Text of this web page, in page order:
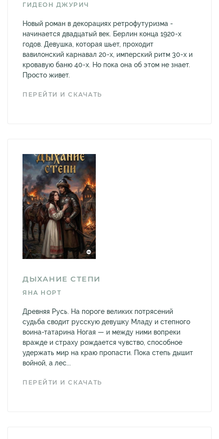
ГИДЕОН ДЖУРИЧ
Новый роман в декорациях ретрофутуризма -
начинается двадцатый век. Берлин конца 1920-х
годов. Девушка, которая шьет, проходит
вавилонский карнавал 20-х, имперский ритм 30-х и
кровавую баню 40-х. Но пока она об этом не знает.
Просто живет.
ПЕРЕЙТИ И СКАЧАТЬ
ДЫХАНИЕ СТЕПИ
ЯНА НОРТ
Древняя Русь. На пороге великих потрясений
судьба сводит русскую девушку Младу и степного
воина-татарина Ногая — и между ними вопреки
вражде и страху рождается чувство, способное
удержать мир на краю пропасти. Пока степь дышит
войной, а лес...
ПЕРЕЙТИ И СКАЧАТЬ